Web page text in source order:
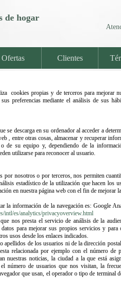
de hogar
Ofertas Clientes
cookies propias y de terceros para mejorar
preferencias mediante el análisis de sus
se descarga en su ordenador al acceder a
, entre otras cosas, almacenar y recuperar
de su equipo y, dependiendo de la
utilizarse para reconocer al usuario.
por nosotros o por terceros, nos permiten
estadístico de la utilización que hacen los
en nuestra página web con el fin de mejorar
la información de la navegación es: Google
intl/es/analytics/privacyoverview.html
nos presta el servicio de análisis de la
para mejorar sus propios servicios y para
usos desde los enlaces indicados.
apellidos de los usuarios ni de la dirección
relacionada por ejemplo con el número de
nuestras noticias, la ciudad a la que está
número de usuarios que nos visitan, la
que usan, el operador o tipo de terminal